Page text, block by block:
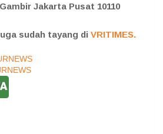
Jakarta Pusat 10110
sudah tayang di VRITIMES.